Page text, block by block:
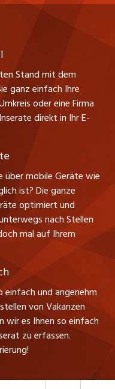
Stand mit dem
ganz einfach Ihre
oder eine Firma
direkt in Ihr E-
über mobile Geräte wie
ist? Die ganze
optimiert und
nach Stellen
mal auf Ihrem
einfach und angenehm
von Vakanzen
wir es Ihnen so einfach
zu erfassen.